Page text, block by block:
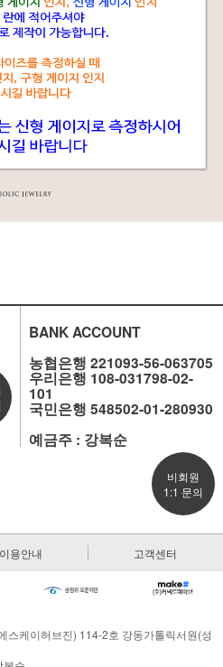
BANK ACCOUNT
농협은행 221093-56-063705
우리은행 108-031798-02-
101
국민은행 548502-01-280930
예금주 : 강복순
비회원
1:1 문의
이용안내 고객센터
스케이허브진) 114-2호 강동가톨릭서원(성